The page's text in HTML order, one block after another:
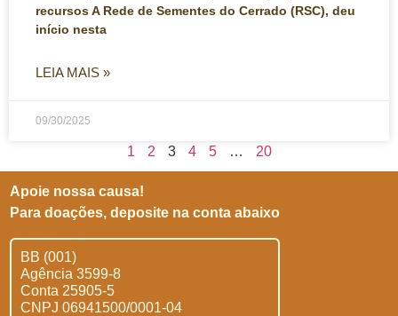
recursos A Rede de Sementes do Cerrado (RSC), deu
início nesta
LEIA MAIS »
09/30/2025
1 2 3 4 5 … 20
Apoie nossa causa!
Para doações, deposite na conta abaixo
BB (001)
Agência 3599-8
Conta 25905-5
CNPJ 06941500/0001-04